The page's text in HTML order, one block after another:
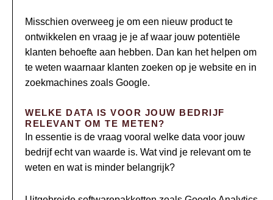
Misschien overweeg je om een nieuw product te
ontwikkelen en vraag je je af waar jouw potentiële
klanten behoefte aan hebben. Dan kan het helpen om
te weten waarnaar klanten zoeken op je website en in
zoekmachines zoals Google.
WELKE DATA IS VOOR JOUW BEDRIJF
RELEVANT OM TE METEN?
In essentie is de vraag vooral welke data voor jouw
bedrijf echt van waarde is. Wat vind je relevant om te
weten en wat is minder belangrijk?